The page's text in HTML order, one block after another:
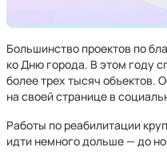
Большинство проектов по
ко Дню города. В этом году
более трех тысяч объектов.
на своей странице в
Работы по реабилитации
идти немного дольше — до